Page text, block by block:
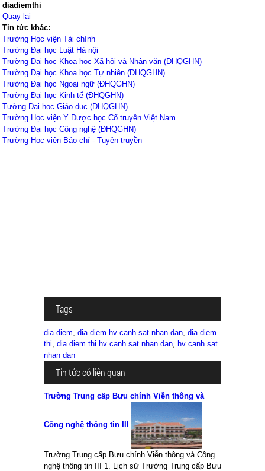
diadiemthi
Quay lại
Tin tức khác:
Trường Học viện Tài chính
Trường Đại học Luật Hà nội
Trường Đại học Khoa học Xã hội và Nhân văn (ĐHQGHN)
Trường Đại học Khoa học Tự nhiên (ĐHQGHN)
Trường Đại học Ngoại ngữ (ĐHQGHN)
Trường Đại học Kinh tế (ĐHQGHN)
Tường Đại học Giáo dục (ĐHQGHN)
Trường Học viện Y Dược học Cổ truyền Việt Nam
Trường Đại học Công nghệ (ĐHQGHN)
Trường Học viện Báo chí - Tuyên truyền
Tags
dia diem, dia diem hv canh sat nhan dan, dia diem
thi, dia diem thi hv canh sat nhan dan, hv canh sat
nhan dan
Tin tức có liên quan
Trường Trung cấp Bưu chính Viễn thông và
Công nghệ thông tin III
Trường Trung cấp Bưu chính Viễn thông và Công
nghệ thông tin III 1. Lịch sử Trường Trung cấp Bưu